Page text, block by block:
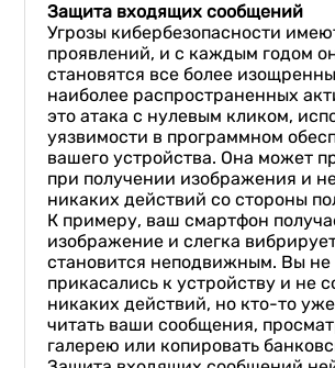
Защита входящих сообщений
Угрозы кибербезопасности
проявлений, и с каждым годом
становятся все более
наиболее распространенных
это атака с нулевым кликом,
уязвимости в программном
вашего устройства. Она может
при получении изображения и
никаких действий со стороны
К примеру, ваш смартфон
изображение и слегка
становится неподвижным. Вы не
прикасались к устройству и не
никаких действий, но кто-то
читать ваши сообщения,
галерею или копировать